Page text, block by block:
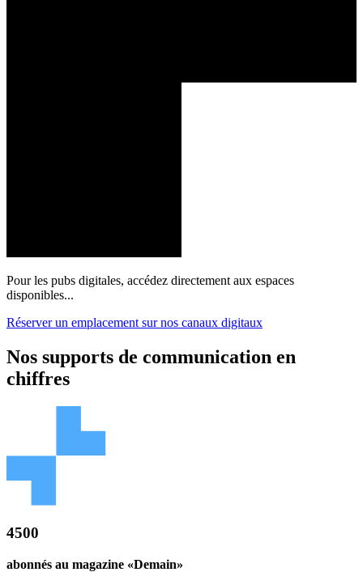
Pour les pubs digitales, accédez directement aux espaces
disponibles...
Réserver un emplacement sur nos canaux digitaux
Nos supports de communication en
chiffres
4500
abonnés au magazine «Demain»